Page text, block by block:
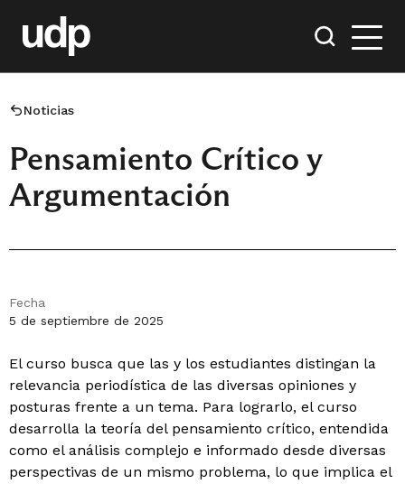
Noticias
Pensamiento Crítico y
Argumentación
Fecha
5 de septiembre de 2025
El curso busca que las y los estudiantes distingan la
relevancia periodística de las diversas opiniones y
posturas frente a un tema. Para lograrlo, el curso
desarrolla la teoría del pensamiento crítico, entendida
como el análisis complejo e informado desde diversas
perspectivas de un mismo problema, lo que implica el